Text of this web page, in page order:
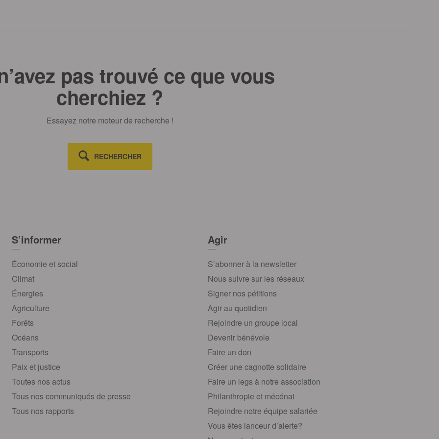
pas trouvé ce que vous
cherchiez ?
Essayez notre moteur de recherche !
RECHERCHER
S’informer
Économie et social
Climat
Énergies
Agriculture
Forêts
Océans
Transports
Paix et justice
Toutes nos actus
Tous nos communiqués de presse
Tous nos rapports
Agir
S’abonner à la newsletter
Nous suivre sur les réseaux
Signer nos pétitions
Agir au quotidien
Rejoindre un groupe local
Devenir bénévole
Faire un don
Créer une cagnotte solidaire
Faire un legs à notre association
Philanthropie et mécénat
Rejoindre notre équipe salariée
Vous êtes lanceur d’alerte?